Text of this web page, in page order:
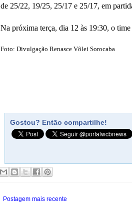
de 25/22, 19/25, 25/17 e 25/17, em
Na próxima terça, dia 12 às 19:30, o
Foto: Divulgação Renasce Vôlei Sorocaba
Gostou? Então compartilhe!
Postagem mais recente